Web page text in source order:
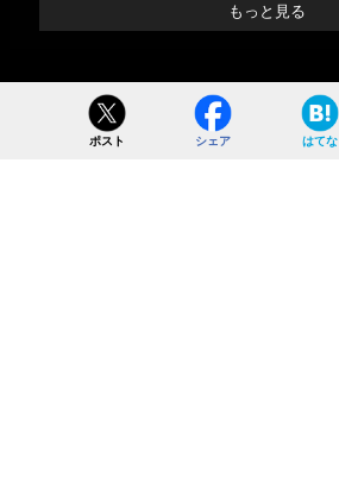
もっと見る
ポスト シェア はてな